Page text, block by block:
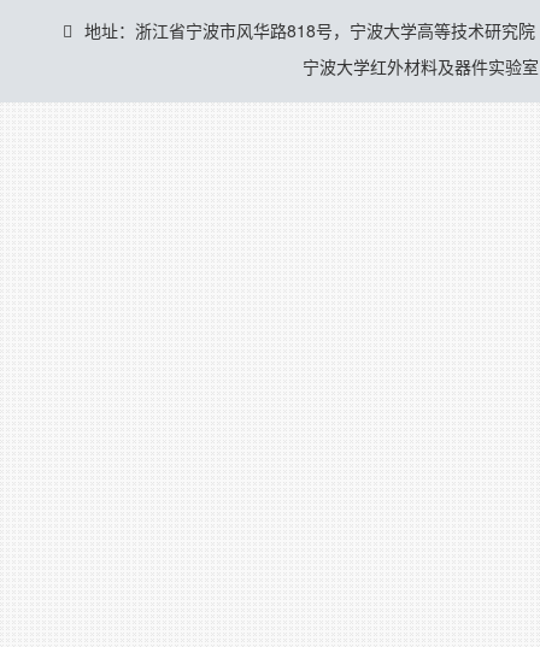
地址：浙江省宁波市风华路818号，宁波大学高等技术研究院
宁波大学红外材料及器件实验